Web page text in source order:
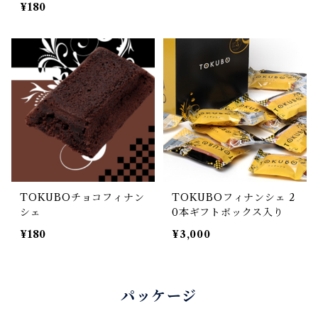
¥180
TOKUBOチョコフィナン
シェ
¥180
TOKUBOフィナンシェ 2
0本ギフトボックス入り
¥3,000
パッケージ